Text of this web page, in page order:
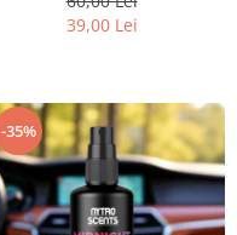
39,00 Lei
-35%